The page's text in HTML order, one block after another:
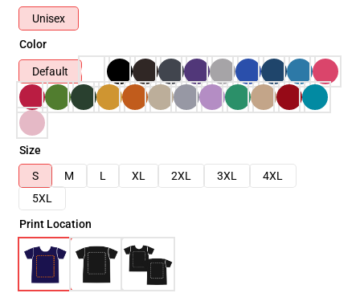
Unisex
Color
Default
Size
S
M L XL 2XL 3XL
4XL
5XL
Print Location